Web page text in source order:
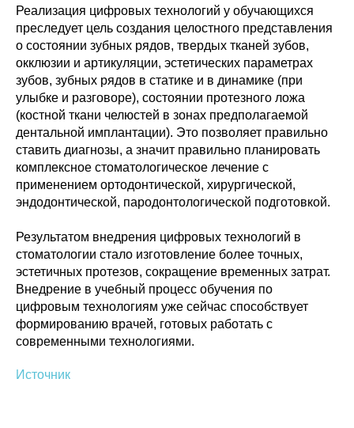
Реализация цифровых технологий у обучающихся
преследует цель создания целостного представления
о состоянии зубных рядов, твердых тканей зубов,
окклюзии и артикуляции, эстетических параметрах
зубов, зубных рядов в статике и в динамике (при
улыбке и разговоре), состоянии протезного ложа
(костной ткани челюстей в зонах предполагаемой
дентальной имплантации). Это позволяет правильно
ставить диагнозы, а значит правильно планировать
комплексное стоматологическое лечение с
применением ортодонтической, хирургической,
эндодонтической, пародонтологической подготовкой.
Результатом внедрения цифровых технологий в
стоматологии стало изготовление более точных,
эстетичных протезов, сокращение временных затрат.
Внедрение в учебный процесс обучения по
цифровым технологиям уже сейчас способствует
формированию врачей, готовых работать с
современными технологиями.
Источник
ссылка на ROBOTUNION.RU — обязательна
При использовании материалов ссылка на ROBOTUNION.RU — обязательна